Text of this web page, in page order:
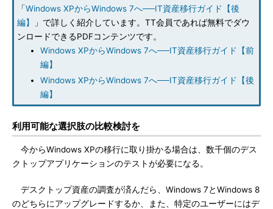
「Windows XPからWindows 7へ──IT資産移行ガイド【後
編】
」で詳しく紹介しています。TT会員であれば無料でダウ
ンロードできるPDFコンテンツです。
Windows XPからWindows 7へ──IT資産移行ガイド【前
編】
Windows XPからWindows 7へ──IT資産移行ガイド【後
編】
利用可能な選択肢の比較検討を
今からWindows XPの移行に取り掛かる場合は、数千個のデス
クトップアプリケーションのテストが必要になる。
デスクトップ資産の調査が済んだら、Windows 7とWindows 8
のどちらにアップグレードするか、また、特定のユーザーにはデ